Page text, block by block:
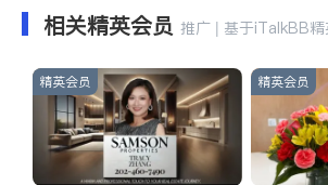
相关精英会员 推广 | 基于iTalkBB
精英会员 精英会员